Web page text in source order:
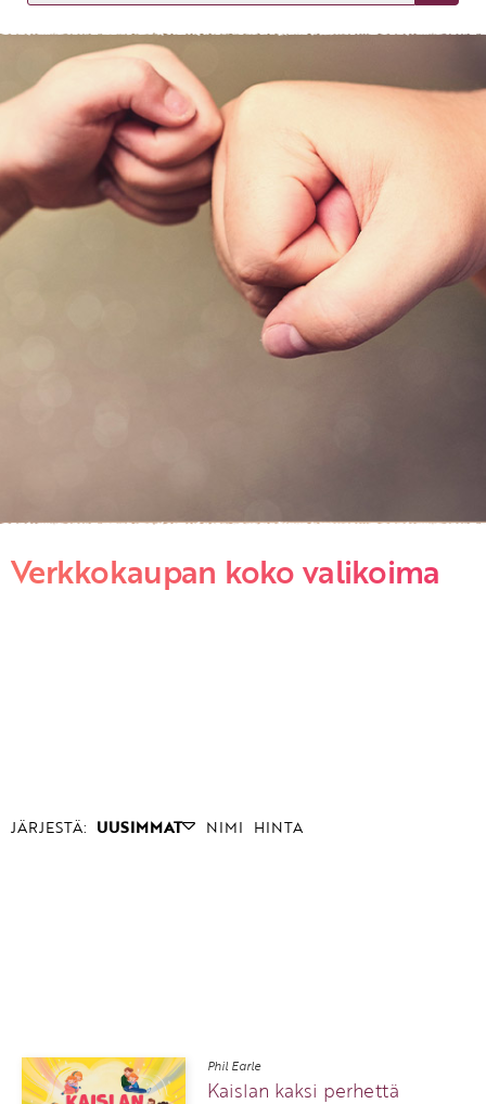
KIRJAUDU SISÄÄN
Etkö ole vielä asiakkaamme?
Luo asiakastili tästä!
Verkkokaupan koko valikoima
JÄRJESTÄ: UUSIMMAT NIMI HINTA
Phil Earle
Kaislan kaksi perhettä